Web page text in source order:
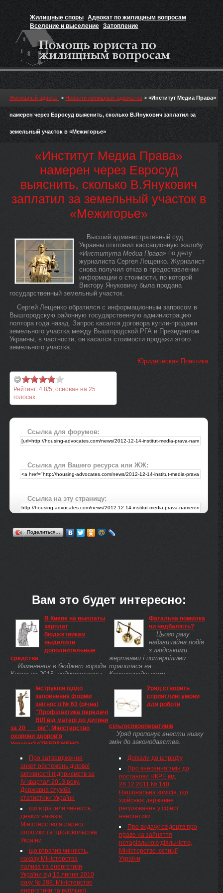
Жилищные споры Адвокат по жилищным вопросам
Вселение и выселение Затопление
Признание прав на жильё
Жилищный адвокат > Новости жилищных адвокатов > «Институт Медиа Права»
намерен через Евросуд выяснить, сколько В.Янукович заплатил за
земельный участок в «Межигорье»
«Институт Медиа Права»
намерен через Евросуд
выяснить, сколько В.Янукович
заплатил за земельный участок в
«Межигорье»
Высший административный суд
Украины отклонил кассационную жалобу
«Института Медиа Права» по делу
журналиста Сергея Лещенко. Журналист
снова получил отказ в предоставлении
информации о стоимости, по которой
Виктору Януковичу была продана
государственный земельный участок.
Сергей Лещенко обратился с информационным запросом в
Вышгородскую районную государственную администрацию
полтора года назад. Запрос касался договора купли-продажи
земельного участка между Вышгородской РГА и Президентом
Украины, в частности, он касался стоимости продажи этого
земельного участка.
Юридическая Практика
Рейтинг: 4.8/5, основан на 25
голосах.
Ссылка для форумов:
Ссылка для Вашего ресурса или ЖЖ:
Ссылка на эту страницу:
Поделиться…
Вам это будет интересно:
В Киеве на выплаты
зарплат
бюджетникам
выделили
дополнительные
средства
Изменения в бюджет города
Киева на 2013, подготовлены
государственной
администрацией , позволят
своевременно выплатить
зарплату работникам
бюджетных учреждений и
коммунальных ...
Інструкція щодо
заповнення форми
звітності № 63 (річна)
"Профілактика передачі
ВІЛ від матері до дитини
за 20___ рік", Міністерство
охорони здоров'я
УкраїниЗАТВЕРДЖЕНО
Міністерства охорони здоров'я
України 03.08.2012 № 612 (
z1483-12 ) Подають Терміни
подання Форма № 63 (річна)
ЗАТВЕРДЖЕНО Наказ МОЗ
України 03.08.2012 № 612
Про затвердження
анкет обстежень ділової
активності підприємств за
IV квартал 2013 року,
Державна служба
статистики України
що втратили чинність,
деяких наказів,
Міністерство аграрної
політики та продовольства
України
що втратив чинність,
наказу Міністерства
палива та енергетики
України від 15 липня 2010
року № 288, Міністерство
енергетики та вугільної
Фатальна помилка
чи недбалість?
Цього разу
надзвичайна подія
з людськими
жертвами і потерпілими
трапилася на
Красноградському
входить в структуру ГПУ
Шебелинкагазвидобування ДК
Укргазвидобування НАК ...
Уряд створить
сприятливі умови
для роботи
сільгоспкооперативів
Уряд пропонує внести низку
змін до законодавства,
умови для роботи
сільськогосподарських
обслуговуючих кооперативів.
Відповідний проект Закону
України Про внесення ...
Доїхали до штрафу
Про внесення змін до
постанови НКРЕ від
28.12.2011 № 140,
Національна комісія, що
здійснює державне
регулювання у сфері
енергетики
Про видачу свідоцтв про
право на зайняття
нотаріальною діяльністю,
Міністерство юстиції
України